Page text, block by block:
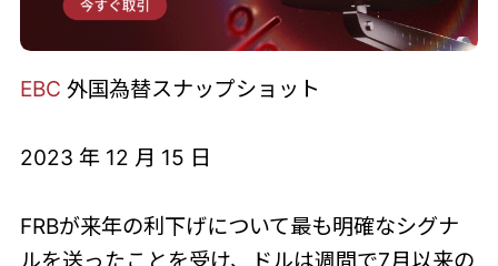
EBC 外国為替スナップショット
2023 年 12 月 15 日
FRBが来年の利下げについて最も明確なシグナ
ルを送ったことを受け、ドルは週間で7月以来の